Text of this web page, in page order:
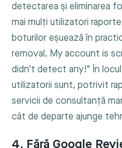
detectarea și eliminarea
mai mulți utilizatori
boturilor eșuează în
removal. My account is
didn't detect any!" În
utilizatorii sunt, potrivit
servicii de consultanță
cât de departe ajunge
4. Fără Google